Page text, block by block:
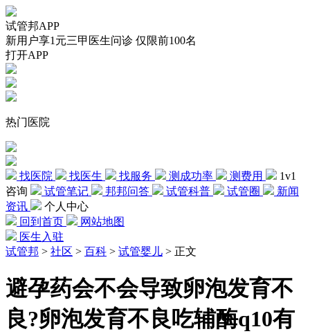
试管邦APP
新用户享1元三甲医生问诊 仅限前100名
打开APP
热门医院
找医院 找医生 找服务 测成功率 测费用
1v1
咨询
试管笔记 邦邦问答 试管科普 试管圈
新闻
资讯
个人中心
回到首页
网站地图
医生入驻
试管邦 > 社区 > 百科 > 试管婴儿 > 正文
避孕药会不会导致卵泡发育不
良?卵泡发育不良吃辅酶q10有